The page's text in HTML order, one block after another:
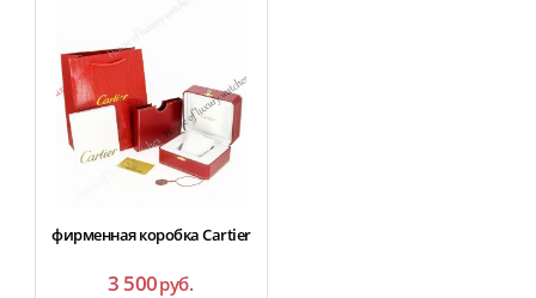
фирменная коробка Cartier
3 500руб.